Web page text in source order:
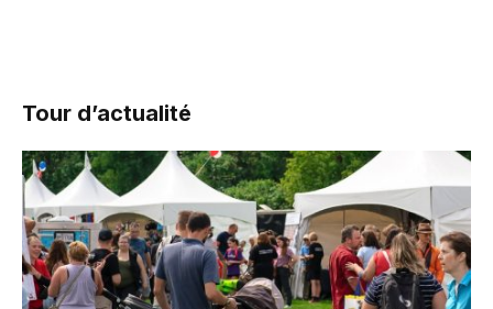
Tour d’actualité